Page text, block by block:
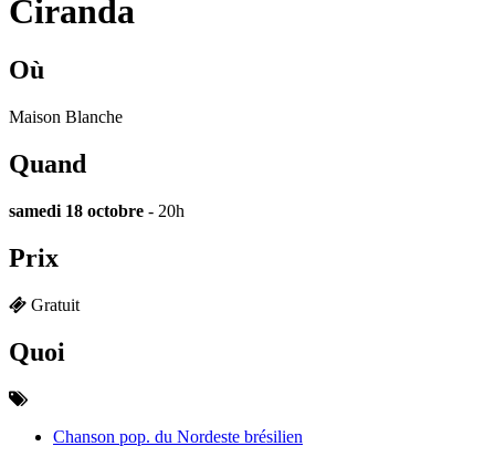
Ciranda
Où
Maison Blanche
Quand
samedi 18 octobre - 20h
Prix
Gratuit
Quoi
Chanson pop. du Nordeste brésilien